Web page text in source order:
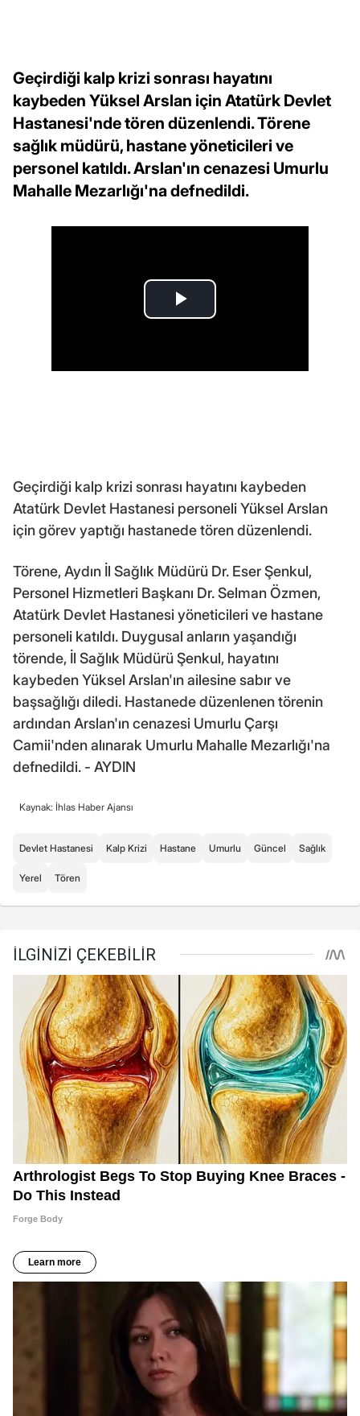
Geçirdiği kalp krizi sonrası hayatını
kaybeden Yüksel Arslan için Atatürk Devlet
Hastanesi'nde tören düzenlendi. Törene
sağlık müdürü, hastane yöneticileri ve
personel katıldı. Arslan'ın cenazesi Umurlu
Mahalle Mezarlığı'na defnedildi.
Geçirdiği kalp krizi sonrası hayatını kaybeden
Atatürk Devlet Hastanesi personeli Yüksel Arslan
için görev yaptığı hastanede tören düzenlendi.
Törene, Aydın İl Sağlık Müdürü Dr. Eser Şenkul,
Personel Hizmetleri Başkanı Dr. Selman Özmen,
Atatürk Devlet Hastanesi yöneticileri ve hastane
personeli katıldı. Duygusal anların yaşandığı
törende, İl Sağlık Müdürü Şenkul, hayatını
kaybeden Yüksel Arslan'ın ailesine sabır ve
başsağlığı diledi. Hastanede düzenlenen törenin
ardından Arslan'ın cenazesi Umurlu Çarşı
Camii'nden alınarak Umurlu Mahalle Mezarlığı'na
defnedildi. - AYDIN
Kaynak: İhlas Haber Ajansı
Devlet Hastanesi Kalp Krizi Hastane Umurlu Güncel Sağlık
Yerel Tören